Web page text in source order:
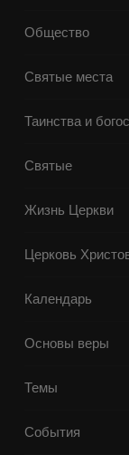
Общество
Святые места
Таинства и
Святые
Жизнь Церкви
Церковь
Календарь
Основы веры
Темы
События